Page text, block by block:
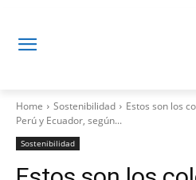
Home Sostenibilidad
Estos son los
Perú y Ecuador, según...
Sostenibilidad